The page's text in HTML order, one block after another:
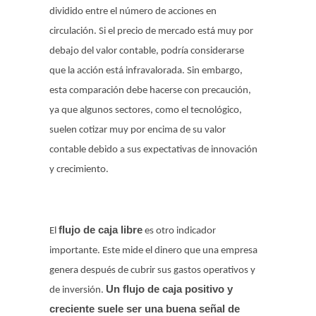
dividido entre el número de acciones en
circulación. Si el precio de mercado está muy por
debajo del valor contable, podría considerarse
que la acción está infravalorada. Sin embargo,
esta comparación debe hacerse con precaución,
ya que algunos sectores, como el tecnológico,
suelen cotizar muy por encima de su valor
contable debido a sus expectativas de innovación
y crecimiento.
El flujo de caja libre es otro indicador
importante. Este mide el dinero que una empresa
genera después de cubrir sus gastos operativos y
de inversión. Un flujo de caja positivo y
creciente suele ser una buena señal de